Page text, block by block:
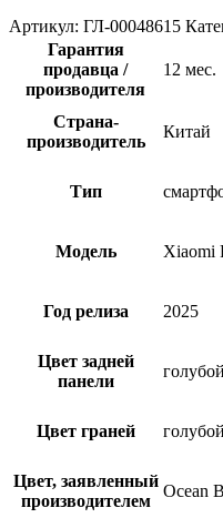
Артикул: ГЛ-00048615
Гарантия
продавца /
производителя
12 мес.
Страна-
производитель
Китай
Тип
Модель Xiaomi
Год релиза 2025
Цвет задней
панели
голубой
Цвет граней голубой
Цвет, заявленный
производителем
Ocean